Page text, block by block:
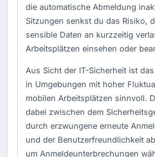
die automatische Abmeldung
Sitzungen senkst du das Risiko,
sensible Daten an kurzzeitig
Arbeitsplätzen einsehen oder
Aus Sicht der IT-Sicherheit ist
in Umgebungen mit hoher
mobilen Arbeitsplätzen sinnvoll.
dabei zwischen dem
durch erzwungene erneute
und der Benutzerfreundlichkeit
um Anmeldeunterbrechungen